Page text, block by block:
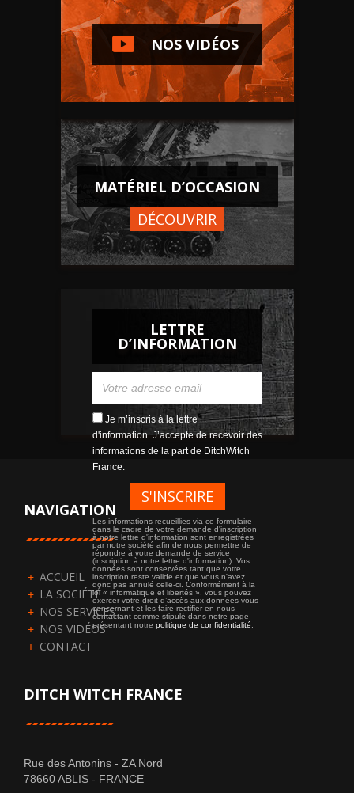
NOS VIDÉOS
MATÉRIEL D’OCCASION
DÉCOUVRIR
LETTRE
D’INFORMATION
Je m’inscris à la lettre
d'information. J’accepte de recevoir des
informations de la part de DitchWitch
France.
Les informations recueillies via ce formulaire
dans le cadre de votre demande d'inscription
à notre lettre d'information sont enregistrées
par notre société afin de nous permettre de
répondre à votre demande de service
(inscription à notre lettre d'information). Vos
données sont conservées tant que votre
inscription reste valide et que vous n'avez
donc pas annulé celle-ci. Conformément à la
loi « informatique et libertés », vous pouvez
exercer votre droit d’accès aux données vous
concernant et les faire rectifier en nous
contactant comme stipulé dans notre page
présentant notre politique de confidentialité
NAVIGATION
ACCUEIL
LA SOCIÉTÉ
NOS SERVICES
NOS VIDÉOS
CONTACT
DITCH WITCH FRANCE
Rue des Antonins - ZA Nord
78660ABLIS - FRANCE